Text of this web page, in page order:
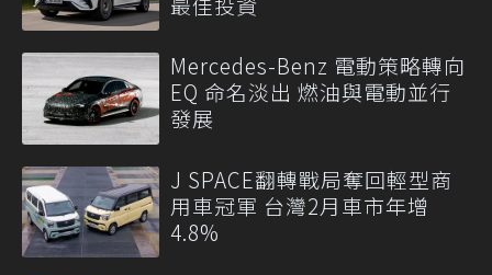
Mercedes-Benz 電動策略轉向
EQ 命名淡出 燃油與電動並行
發展
J SPACE翻轉戰局奪回輕型商
用車冠軍 台灣2月車市年增
4.8%